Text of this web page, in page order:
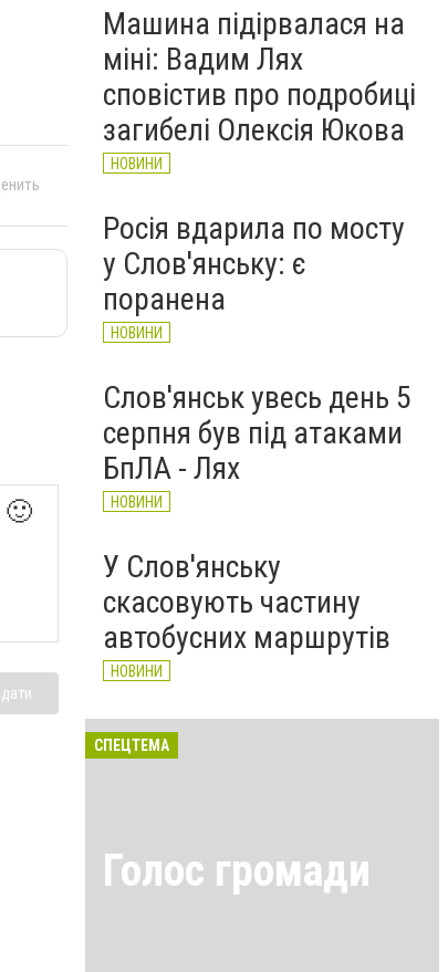
🙂
Машина підірвалася на
міні: Вадим Лях
сповістив про подробиці
загибелі Олексія Юкова
НОВИНИ
Росія вдарила по мосту
у Слов'янську: є
поранена
НОВИНИ
Слов'янськ увесь день 5
серпня був під атаками
БпЛА - Лях
НОВИНИ
У Слов'янську
скасовують частину
автобусних маршрутів
НОВИНИ
СПЕЦТЕМА
Голос громади